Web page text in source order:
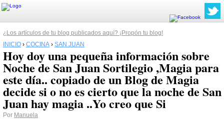
¿Los artículos de tu blog publicados aquí? ¡Propón tu blog!
INICIO › COCINA › SAN JUAN
Hoy doy una pequeña información sobre
Noche de San Juan Sortilegio ,Magia para
este día.. copiado de un Blog de Magia
decide si o no es cierto que la noche de San
Juan hay magia ..Yo creo que Si
Por Manuela